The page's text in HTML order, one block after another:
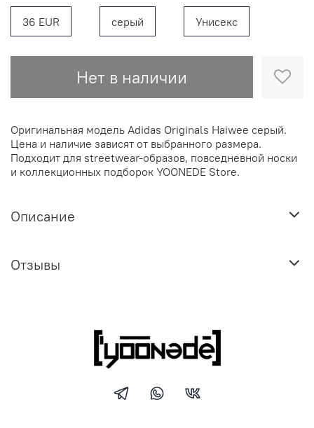
Нет в наличии
36 EUR серый Унисекс
Оригинальная модель Adidas Originals Haiwee серый.
Цена и наличие зависят от выбранного размера.
Подходит для streetwear-образов, повседневной носки
и коллекционных подборок YOONEDE Store.
Описание
Отзывы